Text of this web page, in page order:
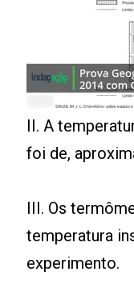
II. A
foi de,
III. Os
temperatura
experimento.